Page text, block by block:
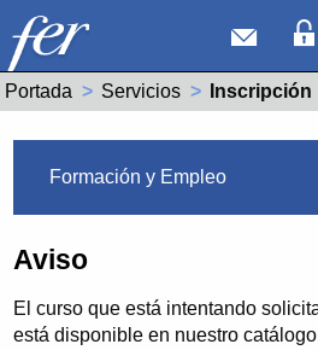
Portada Servicios Actual:
Inscripción
Formación y Empleo
Aviso
El curso que está intentando
está disponible en nuestro